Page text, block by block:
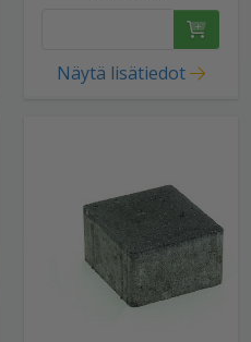
Näytä lisätiedot